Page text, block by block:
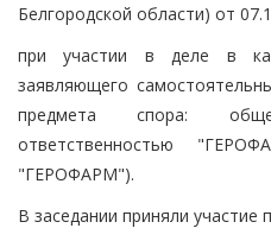
Белгородской области) от
при участии в деле в
заявляющего
предмета спора:
ответственностью
"ГЕРОФАРМ").
В заседании приняли участие